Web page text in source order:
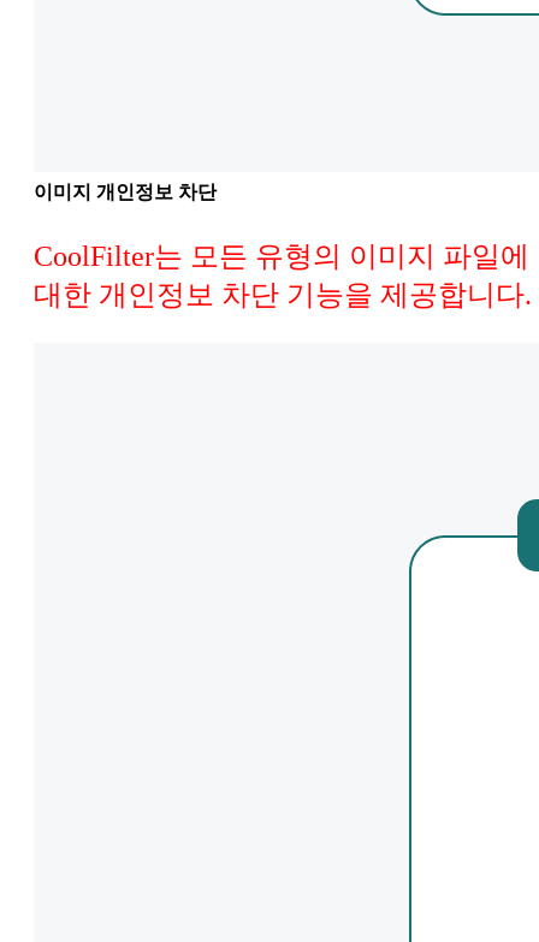
이미지 개인정보 차단
CoolFilter는 모든 유형의 이미지 파일에
대한 개인정보 차단 기능을 제공합니다.